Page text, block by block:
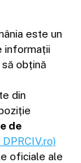
este un
informații
obțină
din
de
oficiale ale